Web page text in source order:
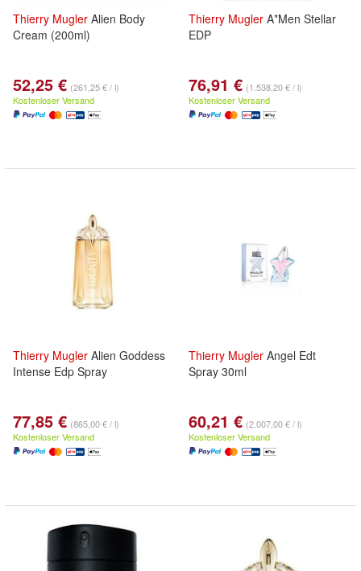
Thierry Mugler Alien Body
Cream (200ml)
52,25 € (261,25 € / l)
Kostenloser Versand
Thierry Mugler A*Men Stellar
EDP
76,91 € (1.538,20 € / l)
Kostenloser Versand
Thierry Mugler Alien Goddess
Intense Edp Spray
77,85 € (865,00 € / l)
Kostenloser Versand
Thierry Mugler Angel Edt
Spray 30ml
60,21 € (2.007,00 € / l)
Kostenloser Versand